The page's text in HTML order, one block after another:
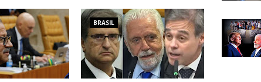
BRASIL